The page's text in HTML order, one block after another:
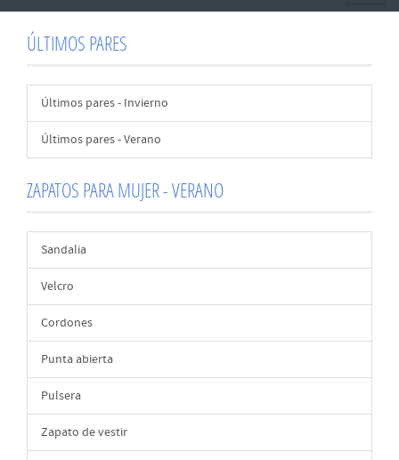
ÚLTIMOS PARES
Últimos pares - Invierno
Últimos pares - Verano
ZAPATOS PARA MUJER - VERANO
Sandalia
Velcro
Cordones
Punta abierta
Pulsera
Zapato de vestir